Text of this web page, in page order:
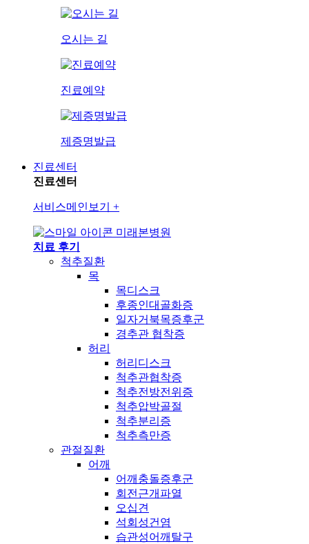
오시는 길
진료예약
제증명발급
진료센터
진료센터
서비스메인보기 +
미래본병원
치료 후기
척추질환
목
목디스크
후종인대골화증
일자거북목증후군
경추관 협착증
허리
허리디스크
척추관협착증
척추전방전위증
척추압박골절
척추분리증
척추측만증
관절질환
어깨
어깨충돌증후군
회전근개파열
오십견
석회성건염
습관성어깨탈구